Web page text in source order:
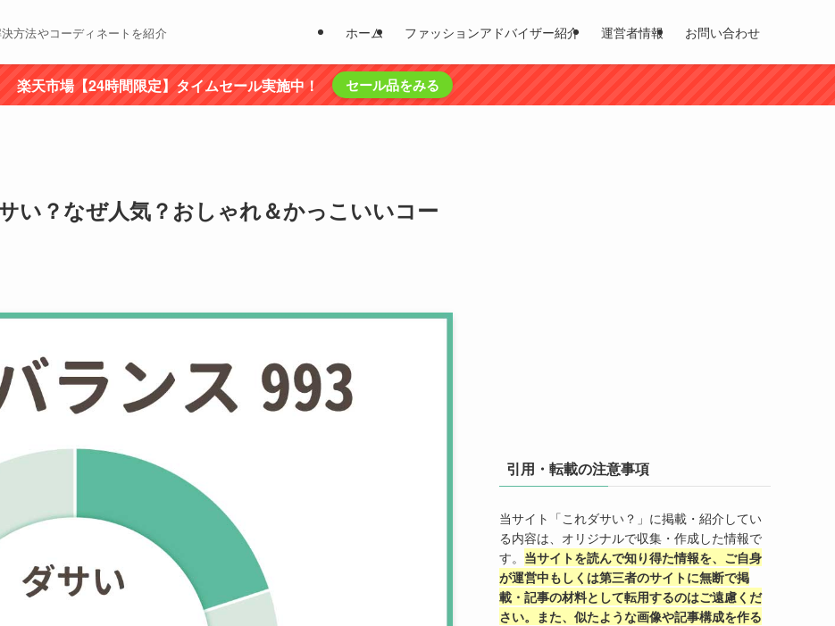
方法やコーディネートを紹介 ホーム ファッションアドバイザー紹介 運営者情報 お問い合わせ
楽天市場【24時間限定】タイムセール実施中！ セール品をみる
い？なぜ人気？おしゃれ＆かっこいいコー
引用・転載の注意事項
当サイト「これダサい？」に掲載・紹介してい
る内容は、オリジナルで収集・作成した情報で
す。 当サイトを読んで知り得た情報を、ご自身
が運営中もしくは第三者のサイトに無断で掲
載・記事の材料として転用するのはご遠慮くだ
さい。また、似たような画像や記事構成を作る